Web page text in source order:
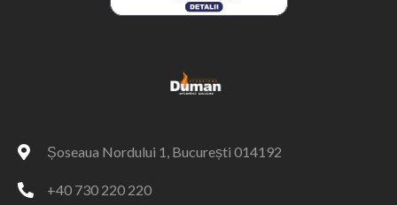
Șoseaua Nordului 1, București 014192
+40 730 220 220